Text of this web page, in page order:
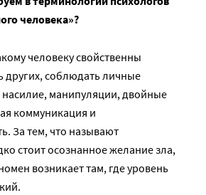
человека»?
человеку свойственны
других, соблюдать личные
манипуляции, двойные
коммуникация и
За тем, что называют
стоит осознанное желание зла,
возникает там, где уровень